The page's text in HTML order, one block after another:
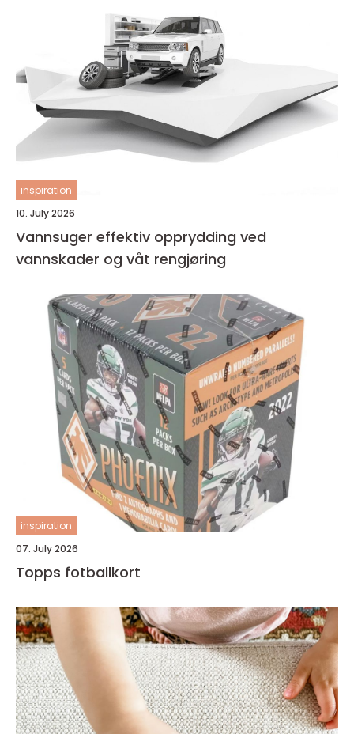
inspiration
10. July 2026
Vannsuger effektiv opprydding ved
vannskader og våt rengjøring
inspiration
07. July 2026
Topps fotballkort